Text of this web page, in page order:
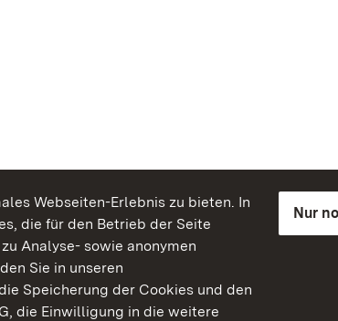
Webseiten-Erlebnis zu bieten. In
die für den Betrieb der Seite
Analyse- sowie anonymen
Sie in unseren
Speicherung der Cookies und den
die Einwilligung in die weitere
Nur